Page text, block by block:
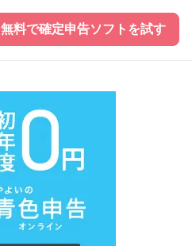
無料で確定申告ソフトを試す